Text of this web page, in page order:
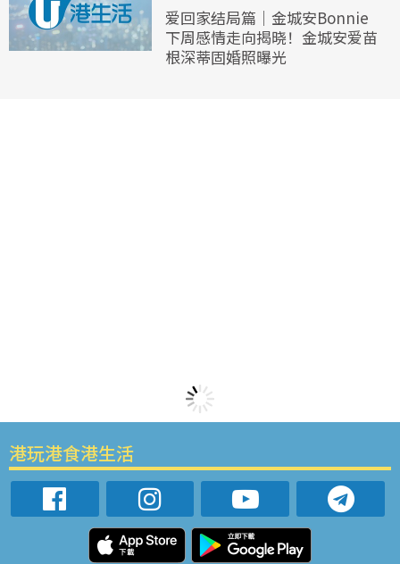
爱回家结局篇｜金城安Bonnie
下周感情走向揭晓！金城安爱苗
根深蒂固婚照曝光
港玩港食港生活